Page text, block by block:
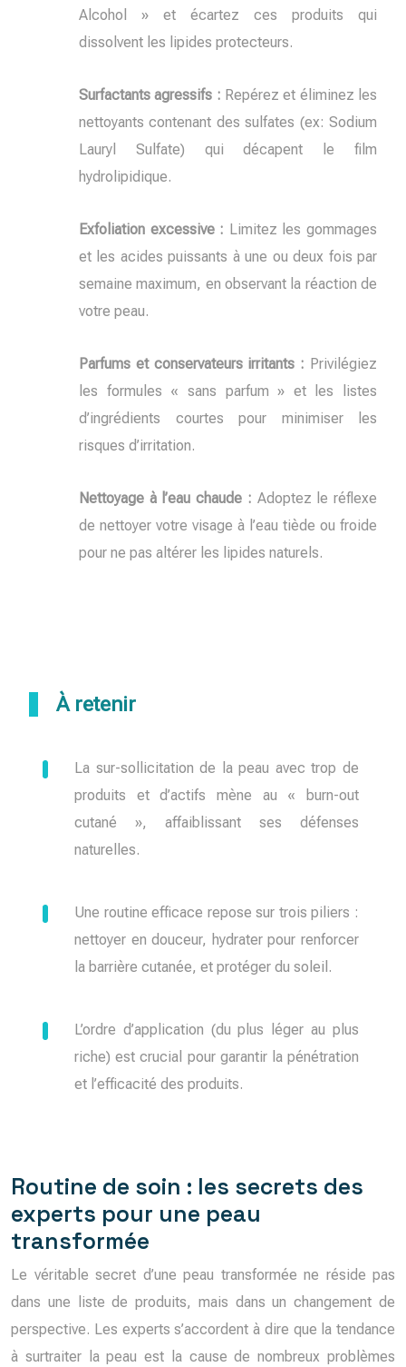
Alcohol » et écartez ces produits qui
dissolvent les lipides protecteurs.
Surfactants agressifs : Repérez et éliminez les
nettoyants contenant des sulfates (ex: Sodium
Lauryl Sulfate) qui décapent le film
hydrolipidique.
Exfoliation excessive : Limitez les gommages
et les acides puissants à une ou deux fois par
semaine maximum, en observant la réaction de
votre peau.
Parfums et conservateurs irritants : Privilégiez
les formules « sans parfum » et les listes
d’ingrédients courtes pour minimiser les
risques d’irritation.
Nettoyage à l’eau chaude : Adoptez le réflexe
de nettoyer votre visage à l’eau tiède ou froide
pour ne pas altérer les lipides naturels.
À retenir
La sur-sollicitation de la peau avec trop de
produits et d’actifs mène au « burn-out
cutané », affaiblissant ses défenses
naturelles.
Une routine efficace repose sur trois piliers :
nettoyer en douceur, hydrater pour renforcer
la barrière cutanée, et protéger du soleil.
L’ordre d’application (du plus léger au plus
riche) est crucial pour garantir la pénétration
et l’efficacité des produits.
Routine de soin : les secrets des
experts pour une peau
transformée
Le véritable secret d’une peau transformée ne réside pas
dans une liste de produits, mais dans un changement de
perspective. Les experts s’accordent à dire que la tendance
à surtraiter la peau est la cause de nombreux problèmes